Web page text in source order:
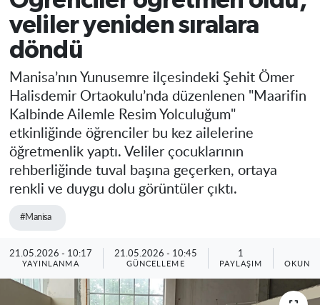
veliler yeniden sıralara
döndü
Manisa’nın Yunusemre ilçesindeki Şehit Ömer
Halisdemir Ortaokulu’nda düzenlenen "Maarifin
Kalbinde Ailemle Resim Yolculuğum"
etkinliğinde öğrenciler bu kez ailelerine
öğretmenlik yaptı. Veliler çocuklarının
rehberliğinde tuval başına geçerken, ortaya
renkli ve duygu dolu görüntüler çıktı.
#Manisa
21.05.2026 - 10:17
YAYINLANMA
21.05.2026 - 10:45
GÜNCELLEME
1
PAYLAŞIM
Turgutlu
Salihli
Saruhanlı
Soma
Resmi İlanlar
Manisa Trafik Yoğunluk Haritası
Süper Lig Puan Durumu ve Fikstür
Tüm Manşetler
Son Dakika Haberleri
Haber Arşivi